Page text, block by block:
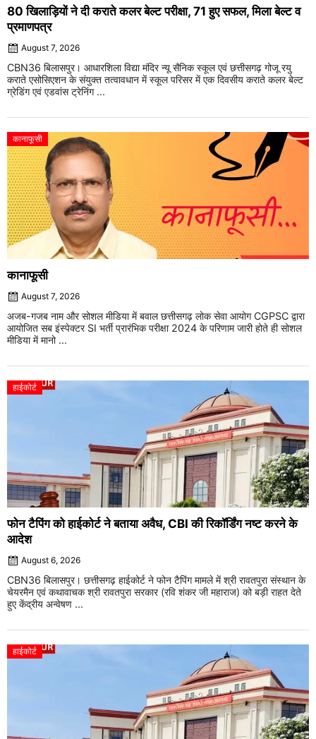
80 खिलाड़ियों ने दी कराते कलर बेल्ट परीक्षा, 71 हुए सफल, मिला बेल्ट व
प्रमाणपत्र
August 7, 2026
CBN36 बिलासपुर। आधारशिला विद्या मंदिर न्यू सैनिक स्कूल एवं छत्तीसगढ़ गोजू रयु
कराते एसोसिएशन के संयुक्त तत्वावधान में स्कूल परिसर में एक दिवसीय कराते कलर बेल्ट
ग्रेडिंग एवं एडवांस ट्रेनिंग ...
कानाफूसी
कानाफूसी
August 7, 2026
अजब-गजब नाम और सोशल मीडिया में बवाल छत्तीसगढ़ लोक सेवा आयोग CGPSC द्वारा
आयोजित सब इंस्पेक्टर SI भर्ती प्रारंभिक परीक्षा 2024 के परिणाम जारी होते ही सोशल
मीडिया में मानो ...
हाईकोर्ट
फोन टैपिंग को हाईकोर्ट ने बताया अवैध, CBI की रिकॉर्डिंग नष्ट करने के
आदेश
August 6, 2026
CBN36 बिलासपुर। छत्तीसगढ़ हाईकोर्ट ने फोन टैपिंग मामले में श्री रावतपुरा संस्थान के
चेयरमैन एवं कथावाचक श्री रावतपुरा सरकार (रवि शंकर जी महाराज) को बड़ी राहत देते
हुए केंद्रीय अन्वेषण ...
हाईकोर्ट